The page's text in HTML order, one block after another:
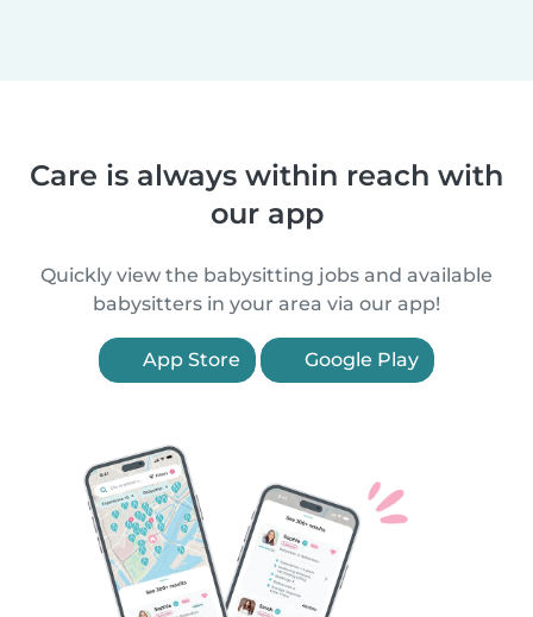
Care is always within reach with
our app
Quickly view the babysitting jobs and available
babysitters in your area via our app!
App Store Google Play